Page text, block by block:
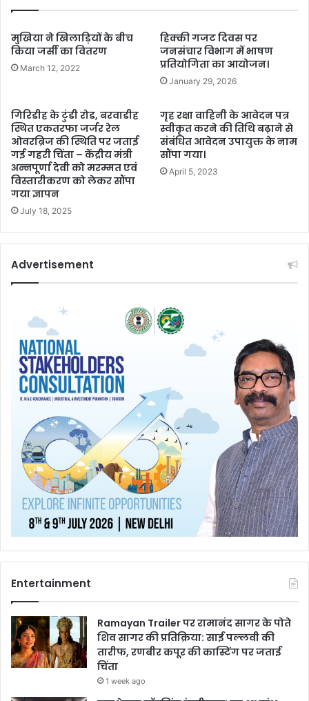
मुखिया ने खिलाड़ियों के बीच
किया जर्सी का वितरण
March 12, 2022
हिक्की गजट दिवस पर
जनसंचार विभाग में भाषण
प्रतियोगिता का आयोजन।
January 29, 2026
गिरिडीह के टुंडी रोड, बरवाडीह
स्थित एकतरफा जर्जर रेल
ओवरब्रिज की स्थिति पर जताई
गई गहरी चिंता – केंद्रीय मंत्री
अन्नपूर्णा देवी को मरम्मत एवं
विस्तारीकरण को लेकर सौंपा
गया ज्ञापन
July 18, 2025
गृह रक्षा वाहिनी के आवेदन पत्र
स्वीकृत करने की तिथि बढ़ाने से
संबंधित आवेदन उपायुक्त के नाम
सौंपा गया।
April 5, 2023
Advertisement
Entertainment
Ramayan Trailer पर रामानंद सागर के पोते
शिव सागर की प्रतिक्रिया: साई पल्लवी की
तारीफ, रणबीर कपूर की कास्टिंग पर जताई
चिंता
1 week ago